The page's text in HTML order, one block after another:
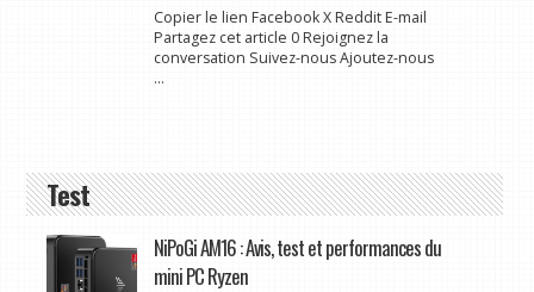
Copier le lien Facebook X Reddit E-mail
Partagez cet article 0 Rejoignez la
conversation Suivez-nous Ajoutez-nous
...
Test
NiPoGi AM16 : Avis, test et performances du
mini PC Ryzen